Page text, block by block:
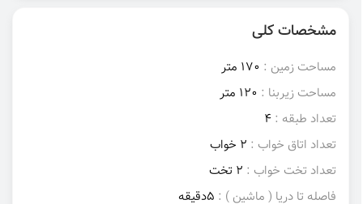
مشخصات کلی
مساحت زمین : 170 متر
مساحت زیربنا : 120 متر
تعداد طبقه : 4
تعداد اتاق خواب : 2 خواب
تعداد تخت خواب : 2 تخت
فاصله تا دریا ( ماشین ) : 5دقیقه